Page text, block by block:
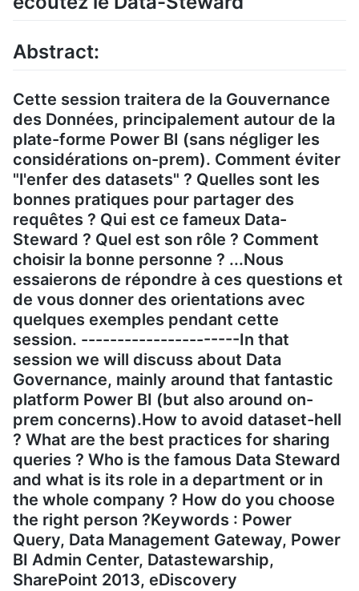
Abstract:
Cette session traitera de la Gouvernance
des Données, principalement autour de la
plate-forme Power BI (sans négliger les
considérations on-prem). Comment éviter
"l'enfer des datasets" ? Quelles sont les
bonnes pratiques pour partager des
requêtes ? Qui est ce fameux Data-
Steward ? Quel est son rôle ? Comment
choisir la bonne personne ? ...Nous
essaierons de répondre à ces questions et
de vous donner des orientations avec
quelques exemples pendant cette
session. ----------------------In that
session we will discuss about Data
Governance, mainly around that fantastic
platform Power BI (but also around on-
prem concerns).How to avoid dataset-hell
? What are the best practices for sharing
queries ? Who is the famous Data Steward
and what is its role in a department or in
the whole company ? How do you choose
the right person ?Keywords : Power
Query, Data Management Gateway, Power
BI Admin Center, Datastewarship,
SharePoint 2013, eDiscovery